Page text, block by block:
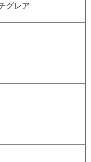
グレア